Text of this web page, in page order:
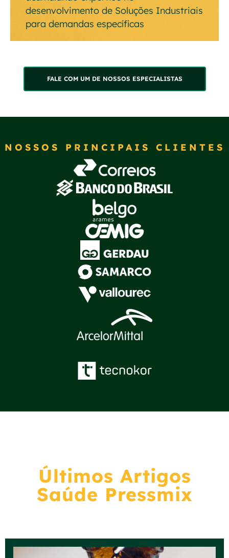
desenvolvimento de Soluções Industriais
para demandas específicas
FALE COM UM DE NOSSOS ESPECIALISTAS
NOSSOS PRINCIPAIS CLIENTES
Últimos Artigos
Saúde Pressmix